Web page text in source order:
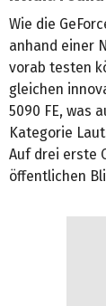
Wie die
anhand einer
vorab testen
gleichen
5090 FE, was
Kategorie
Auf drei erste
öffentlichen